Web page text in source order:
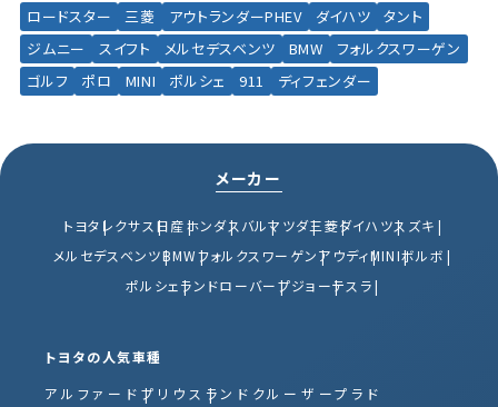
ロードスター
三菱 アウトランダーPHEV ダイハツ
タント
ジムニー
スイフト メルセデスベンツ BMW
フォルクスワーゲン
ゴルフ
ポロ MINI ポルシェ 911 ディフェンダー
メーカー
トヨタ レクサス 日産ホンダスバルマツダ三菱ダイハツスズキ
メルセデスベンツBMWフォルクスワーゲンアウディMINIボルボ
ポルシェランドローバープジョーテスラ
トヨタの人気車種
アルファード プリウス ランドクルーザープラド